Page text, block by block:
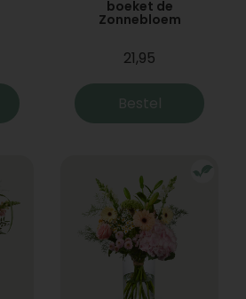
boeket de
Zonnebloem
21,95
Bestel